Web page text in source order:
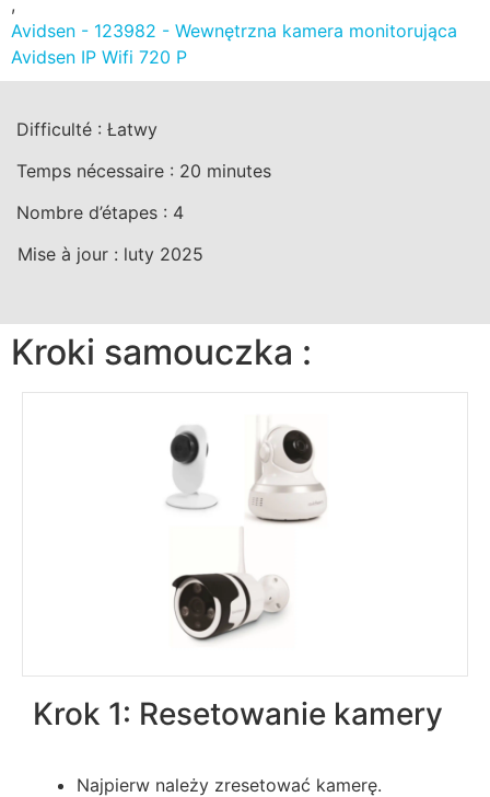
,
Avidsen - 123982 - Wewnętrzna kamera monitorująca
Avidsen IP Wifi 720 P
Difficulté : Łatwy
Temps nécessaire : 20 minutes
Nombre d’étapes : 4
Mise à jour : luty 2025
Kroki samouczka :
Krok 1: Resetowanie kamery
Najpierw należy zresetować kamerę.